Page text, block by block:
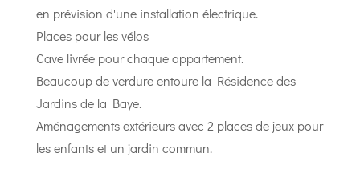
en prévision d'une installation électrique.
Places pour les vélos
Cave livrée pour chaque appartement.
Beaucoup de verdure entoure la Résidence des
Jardins de la Baye.
Aménagements extérieurs avec 2 places de jeux pour
les enfants et un jardin commun.